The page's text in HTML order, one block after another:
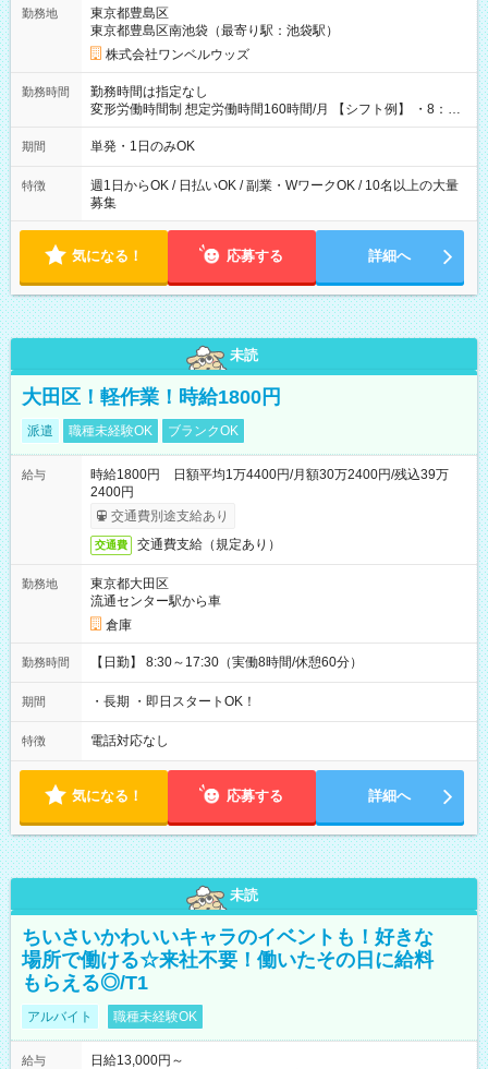
勤務地
東京都豊島区
東京都豊島区南池袋（最寄り駅：池袋駅）
株式会社ワンベルウッズ
勤務時間
勤務時間は指定なし
変形労働時間制 想定労働時間160時間/月 【シフト例】 ・8：00
～21：00
期間 単発・1日のみOK
特徴
週1日からOK / 日払いOK / 副業・WワークOK / 10名以上の大量
募集
気になる！ 応募する 詳細へ
未読
大田区！軽作業！時給1800円
派遣 職種未経験OK ブランクOK
給与
時給1800円 日額平均1万4400円/月額30万2400円/残込39万
2400円
交通費別途支給あり
交通費 交通費支給（規定あり）
勤務地
東京都大田区
流通センター駅から車
倉庫
勤務時間 【日勤】 8:30～17:30（実働8時間/休憩60分）
期間 ・長期 ・即日スタートOK！
特徴 電話対応なし
気になる！ 応募する 詳細へ
未読
ちいさいかわいいキャラのイベントも！好きな
場所で働ける☆来社不要！働いたその日に給料
もらえる◎/T1
アルバイト 職種未経験OK
給与
日給13,000円～